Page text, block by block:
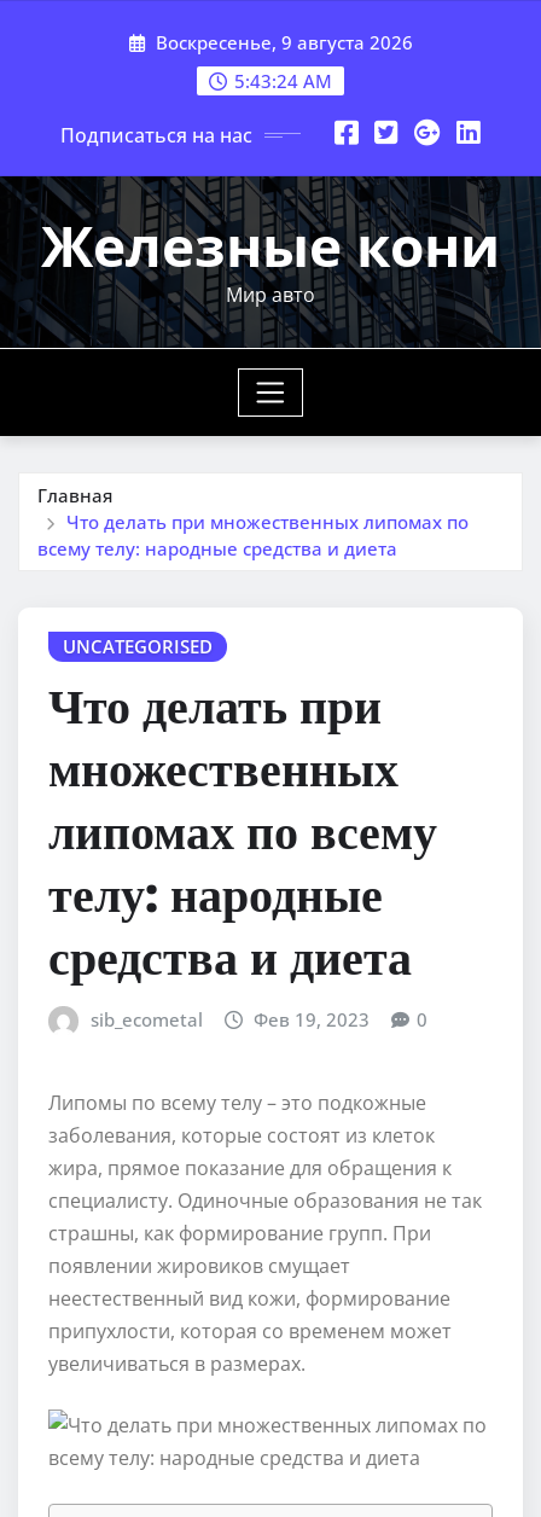
Воскресенье, 9 августа 2026
5:43:25 AM
Подписаться на нас
Железные кони
Мир авто
Главная
Что делать при множественных липомах по
всему телу: народные средства и диета
UNCATEGORISED
Что делать при
множественных
липомах по всему
телу: народные
средства и диета
sib_ecometal Фев 19, 2023 0
Липомы по всему телу – это подкожные
заболевания, которые состоят из клеток
жира, прямое показание для обращения к
специалисту. Одиночные образования не так
страшны, как формирование групп. При
появлении жировиков смущает
неестественный вид кожи, формирование
припухлости, которая со временем может
увеличиваться в размерах.